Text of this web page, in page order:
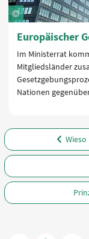
Europäischer
Im Ministerrat
Mitgliedsländer
Nationen